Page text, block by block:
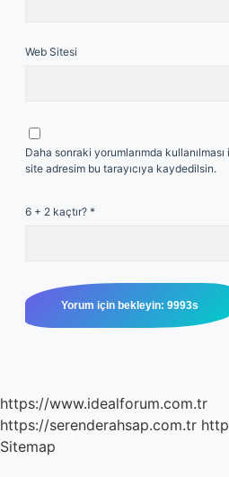
Web Sitesi
Daha sonraki yorumlarımda
site adresim bu tarayıcıya kaydedilsin.
6 + 2 kaçtır? *
https://www.idealforum.com.tr
https://serenderahsap.com.tr
Sitemap